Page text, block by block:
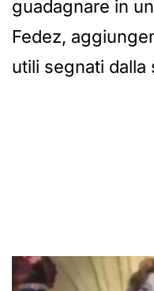
guadagnare in
Fedez,
utili segnati dalla